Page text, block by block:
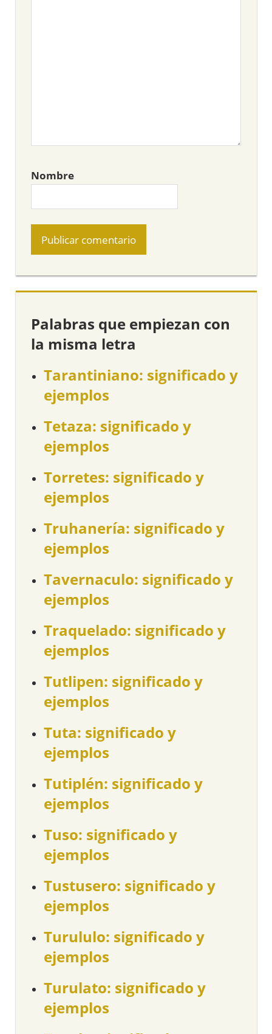
Nombre
Palabras que empiezan con
la misma letra
Tarantiniano: significado y
ejemplos
Tetaza: significado y
ejemplos
Torretes: significado y
ejemplos
Truhanería: significado y
ejemplos
Tavernaculo: significado y
ejemplos
Traquelado: significado y
ejemplos
Tutlipen: significado y
ejemplos
Tuta: significado y
ejemplos
Tutiplén: significado y
ejemplos
Tuso: significado y
ejemplos
Tustusero: significado y
ejemplos
Turululo: significado y
ejemplos
Turulato: significado y
ejemplos